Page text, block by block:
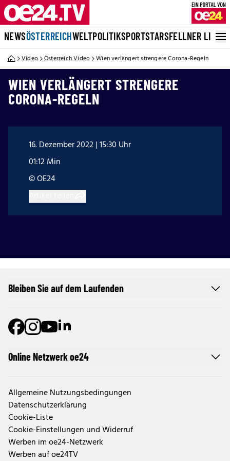
NEWSÖSTERREICHWELTPOLITIKSPORTSTARSFELLNER LIVE
Video Österreich Video Wien verlängert strengere Corona-Regeln
WIEN VERLÄNGERT STRENGERE
CORONA-REGELN
16. Dezember 2022 | 15:30 Uhr
01:12 Min
© OE24
Online Netzwerk oe24
Allgemeine Nutzungsbedingungen
Datenschutzerklärung
Cookie-Liste
Cookie-Einstellungen und Widerruf
Werben im oe24-Netzwerk
Werben auf oe24TV
Bleiben Sie auf dem Laufenden